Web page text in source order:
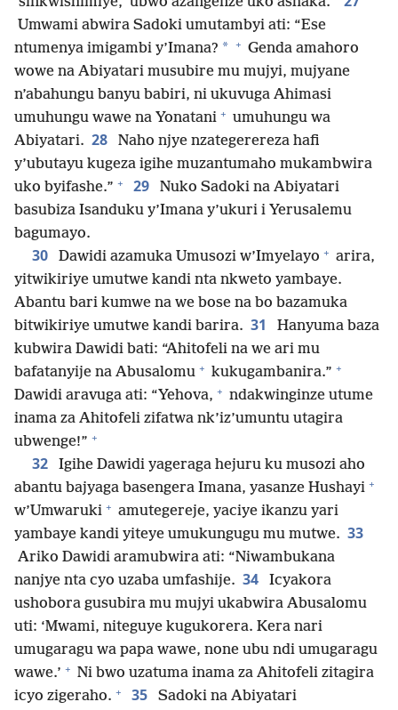
Umwami abwira Sadoki umutambyi ati: “Ese
ntumenya imigambi y’Imana? * + Genda amahoro
wowe na Abiyatari musubire mu mujyi, mujyane
n’abahungu banyu babiri, ni ukuvuga Ahimasi
umuhungu wawe na Yonatani + umuhungu wa
Abiyatari. 28
Naho njye nzategerereza hafi
y’ubutayu kugeza igihe muzantumaho mukambwira
uko byifashe.” + 29
Nuko Sadoki na Abiyatari
basubiza Isanduku y’Imana y’ukuri i Yerusalemu
bagumayo.
30 Dawidi azamuka Umusozi w’Imyelayo + arira,
yitwikiriye umutwe kandi nta nkweto yambaye.
Abantu bari kumwe na we bose na bo bazamuka
bitwikiriye umutwe kandi barira. 31
Hanyuma baza
kubwira Dawidi bati: “Ahitofeli na we ari mu
bafatanyije na Abusalomu + kukugambanira.” +
Dawidi aravuga ati: “Yehova, + ndakwinginze utume
inama za Ahitofeli zifatwa nk’iz’umuntu utagira
ubwenge!” +
32
Igihe Dawidi yageraga hejuru ku musozi aho
abantu bajyaga basengera Imana, yasanze Hushayi +
w’Umwaruki + amutegereje, yaciye ikanzu yari
yambaye kandi yiteye umukungugu mu mutwe. 33
Ariko Dawidi aramubwira ati: “Niwambukana
nanjye nta cyo uzaba umfashije. 34
Icyakora
ushobora gusubira mu mujyi ukabwira Abusalomu
uti: ‘Mwami, niteguye kugukorera. Kera nari
umugaragu wa papa wawe, none ubu ndi umugaragu
wawe.’ + Ni bwo uzatuma inama za Ahitofeli zitagira
icyo zigeraho. + 35
Sadoki na Abiyatari